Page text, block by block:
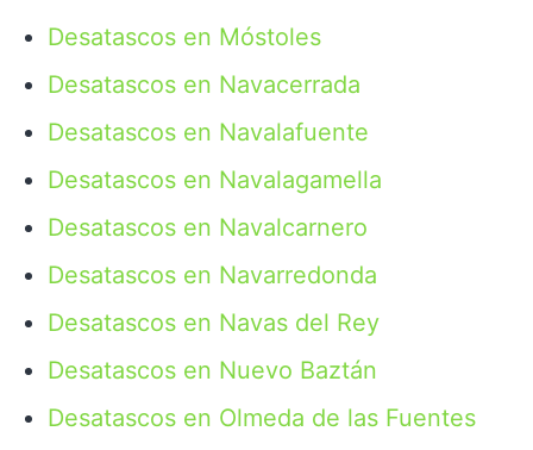
Desatascos en Móstoles
Desatascos en Navacerrada
Desatascos en Navalafuente
Desatascos en Navalagamella
Desatascos en Navalcarnero
Desatascos en Navarredonda
Desatascos en Navas del Rey
Desatascos en Nuevo Baztán
Desatascos en Olmeda de las Fuentes